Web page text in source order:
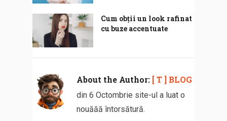
Cum obții un look rafinat
cu buze accentuate
About the Author: [ T ] BLOG
din 6 Octombrie site-ul a luat o
nouăăă întorsătură.